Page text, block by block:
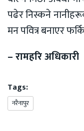
पढेर निस्कने
मन पवित्र बनाएर
– रामहरि अधिकारी
Tags:
नरैनापुर